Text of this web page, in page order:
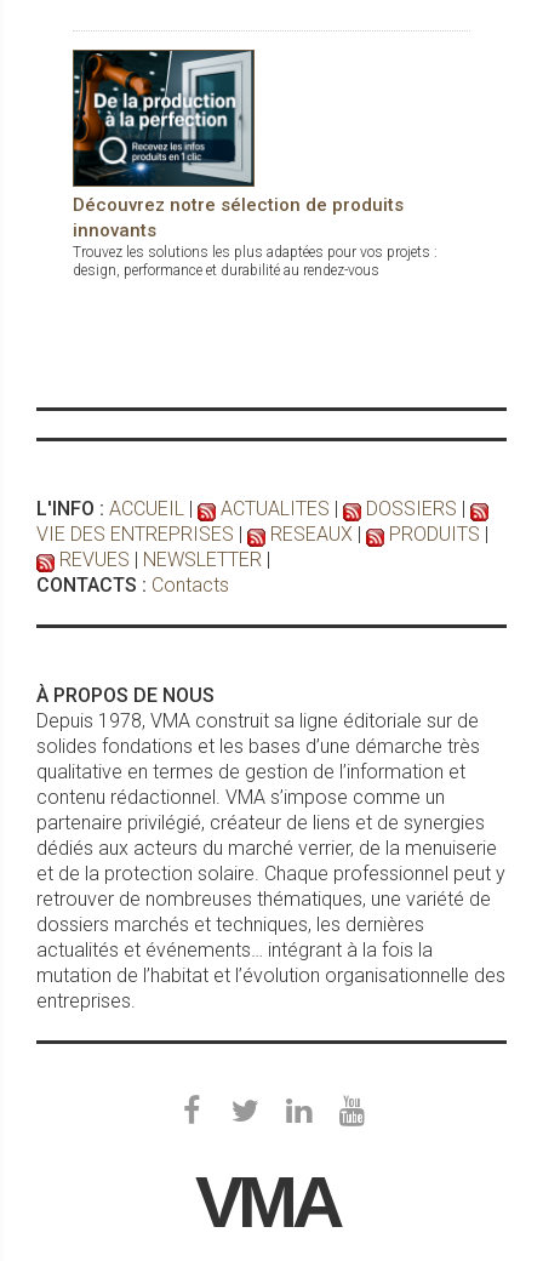
Découvrez notre sélection de produits
innovants
Trouvez les solutions les plus adaptées pour vos projets :
design, performance et durabilité au rendez-vous
L'INFO : ACCUEIL | ACTUALITES | DOSSIERS |
VIE DES ENTREPRISES | RESEAUX | PRODUITS |
REVUES | NEWSLETTER |
CONTACTS : Contacts
À PROPOS DE NOUS
Depuis 1978, VMA construit sa ligne éditoriale sur de
solides fondations et les bases d’une démarche très
qualitative en termes de gestion de l’information et
contenu rédactionnel. VMA s’impose comme un
partenaire privilégié, créateur de liens et de synergies
dédiés aux acteurs du marché verrier, de la menuiserie
et de la protection solaire. Chaque professionnel peut y
retrouver de nombreuses thématiques, une variété de
dossiers marchés et techniques, les dernières
actualités et événements… intégrant à la fois la
mutation de l’habitat et l’évolution organisationnelle des
entreprises.
VMA